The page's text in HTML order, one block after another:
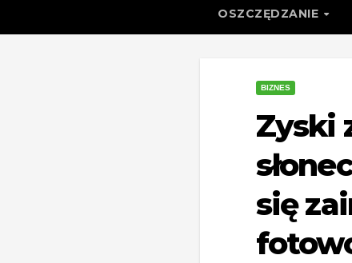
OSZCZĘDZANIE
BIZNES
Zyski
się